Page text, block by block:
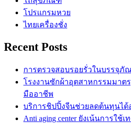
โปรแกรมหวย
ไทยเครื่องชั่ง
Recent Posts
การตรวจสอบรอยรั่วในบรรจุภัณ
โรงงานซักผ้าอุตสาหกรรมมาต
มืออาชีพ
บริการชิปปิ้งจีนช่วยลดต้นทุนได้
Anti aging center ยังเน้นการใช้